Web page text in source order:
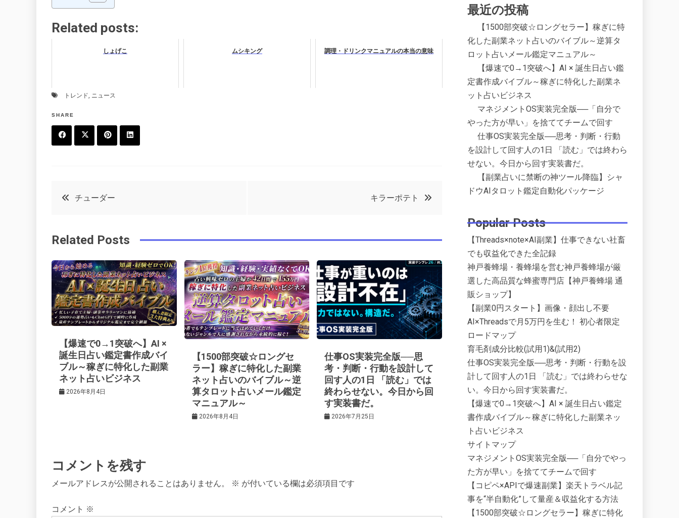
Related posts:
しょげこ ムシキング 調理・ドリンクマニュアルの本当の意味
トレンド, ニュース
SHARE
o
k
r
e
e
t
in
投
ナ
ビ
ゲ
ー
シ
ョ
チューダー キラーポテト
Related Posts
【爆速で0→1突破へ】AI ×
誕生日占い鑑定書作成バイ
ブル～稼ぎに特化した副業
ネット占いビジネス
2026年8月4日
【1500部突破☆ロングセ
ラー】稼ぎに特化した副業
ネット占いのバイブル～逆
算タロット占いメール鑑定
マニュアル～
2026年8月4日
仕事OS実装完全版──思
考・判断・行動を設計して
回す人の1日 「読む」では
終わらせない。今日から回
す実装書だ。
2026年7月25日
コメントを残す
メールアドレスが公開されることはありません。 ※ が付いている欄は必須項目です
コメント ※
最近の投稿
【1500部突破☆ロングセラー】稼ぎに特
化した副業ネット占いのバイブル～逆算タ
ロット占いメール鑑定マニュアル～
【爆速で0→1突破へ】AI × 誕生日占い鑑
定書作成バイブル～稼ぎに特化した副業ネ
ット占いビジネス
マネジメントOS実装完全版──「自分で
やった方が早い」を捨ててチームで回す
仕事OS実装完全版──思考・判断・行動
を設計して回す人の1日 「読む」では終わら
せない。今日から回す実装書だ。
【副業占いに禁断の神ツール降臨】シャ
ドウAIタロット鑑定自動化パッケージ
Popular Posts
【Threads×note×AI副業】仕事できない社畜
でも収益化できた全記録
神戸養蜂場・養蜂場を営む神戸養蜂場が厳
選した高品質な蜂蜜専門店【神戸養蜂場 通
販ショップ】
【副業0円スタート】画像・顔出し不要
AI×Threadsで月5万円を生む！ 初心者限定
ロードマップ
育毛剤成分比較(試用1)&(試用2)
仕事OS実装完全版──思考・判断・行動を設
計して回す人の1日 「読む」では終わらせな
い。今日から回す実装書だ。
【爆速で0→1突破へ】AI × 誕生日占い鑑定
書作成バイブル～稼ぎに特化した副業ネッ
ト占いビジネス
サイトマップ
マネジメントOS実装完全版──「自分でやっ
た方が早い」を捨ててチームで回す
【コピペ×APIで爆速副業】楽天トラベル記
事を“半自動化”して量産＆収益化する方法
【1500部突破☆ロングセラー】稼ぎに特化